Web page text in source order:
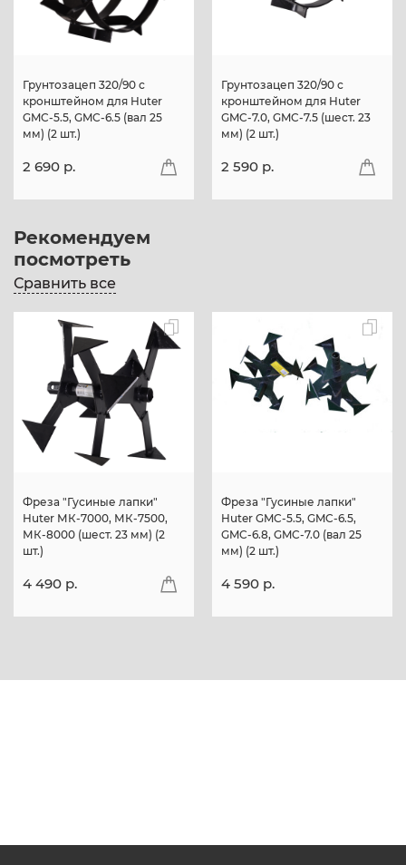
Грунтозацеп 320/90 с
кронштейном для Huter
GMC-5.5, GMC-6.5 (вал 25
мм) (2 шт.)
2 690 p.
Грунтозацеп 320/90 с
кронштейном для Huter
GMC-7.0, GMC-7.5 (шест. 23
мм) (2 шт.)
2 590 p.
Рекомендуем
посмотреть
Сравнить все
Фреза "Гусиные лапки"
Huter МК-7000, МК-7500,
МК-8000 (шест. 23 мм) (2
шт.)
4 490 p.
Фреза "Гусиные лапки"
Huter GMC-5.5, GMC-6.5,
GMC-6.8, GMC-7.0 (вал 25
мм) (2 шт.)
4 590 p.